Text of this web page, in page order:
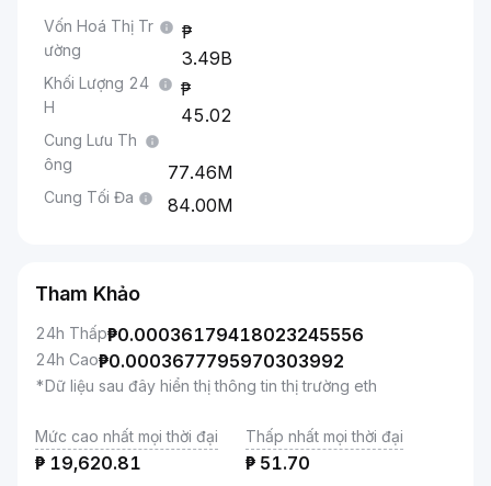
Vốn Hoá Thị Tr
ường
3.49B
Khối Lượng 24
H
45.02
Cung Lưu Th
ông
77.46M
Cung Tối Đa 84.00M
Tham Khảo
24h Thấp₱0.00036179418023245556
24h Cao₱0.0003677795970303992
*Dữ liệu sau đây hiển thị thông tin thị trường eth
Mức cao nhất mọi thời đại
₱ 19,620.81
Thấp nhất mọi thời đại
₱ 51.70